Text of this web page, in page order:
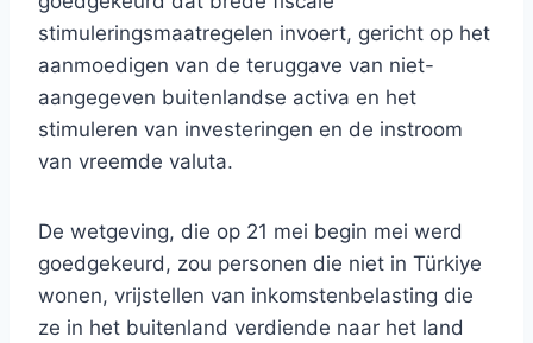
stimuleringsmaatregelen invoert, gericht op het
aanmoedigen van de teruggave van niet-
aangegeven buitenlandse activa en het
stimuleren van investeringen en de instroom
van vreemde valuta.
De wetgeving, die op 21 mei begin mei werd
goedgekeurd, zou personen die niet in Türkiye
wonen, vrijstellen van inkomstenbelasting die
ze in het buitenland verdiende naar het land